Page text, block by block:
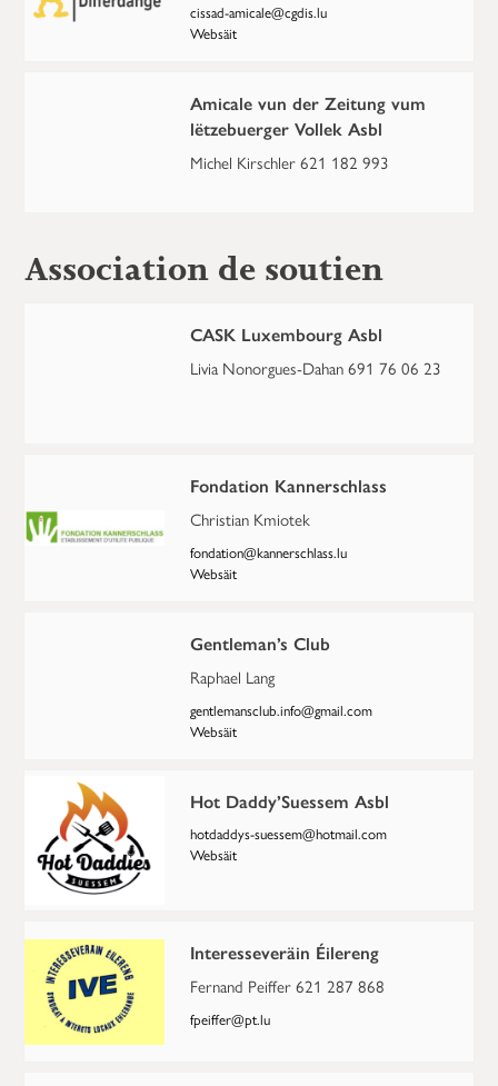
cissad-amicale@cgdis.lu
Websäit
Amicale vun der Zeitung vum
lëtzebuerger Vollek Asbl
Michel Kirschler 621 182 993
Association de soutien
CASK Luxembourg Asbl
Livia Nonorgues-Dahan 691 76 06 23
Fondation Kannerschlass
Christian Kmiotek
fondation@kannerschlass.lu
Websäit
Gentleman’s Club
Raphael Lang
gentlemansclub.info@gmail.com
Websäit
Hot Daddy’Suessem Asbl
hotdaddys-suessem@hotmail.com
Websäit
Interesseveräin Éilereng
Fernand Peiffer 621 287 868
fpeiffer@pt.lu